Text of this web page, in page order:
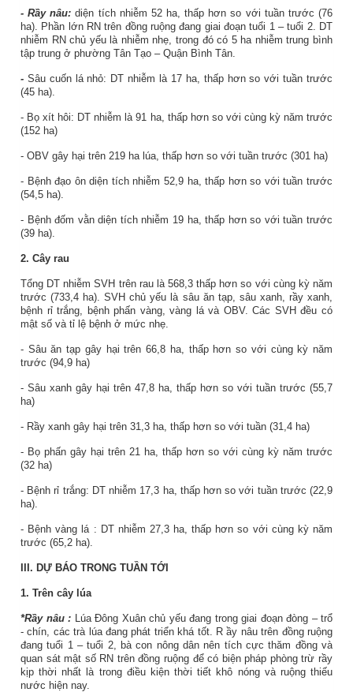
- Rầy nâu: diện tích nhiễm 52 ha, thấp hơn so với tuần trước (76
ha). Phần lớn RN trên đồng ruộng đang giai đoạn tuổi 1 – tuổi 2. DT
nhiễm RN chủ yếu là nhiễm nhẹ, trong đó có 5 ha nhiễm trung bình
tập trung ở phường Tân Tạo – Quận Bình Tân.
- Sâu cuốn lá nhỏ: DT nhiễm là 17 ha, thấp hơn so với tuần trước
(45 ha).
- Bọ xít hôi: DT nhiễm là 91 ha, thấp hơn so với cùng kỳ năm trước
(152 ha)
- OBV gây hại trên 219 ha lúa, thấp hơn so với tuần trước (301 ha)
- Bệnh đạo ôn diện tích nhiễm 52,9 ha, thấp hơn so với tuần trước
(54,5 ha).
- Bệnh đốm vằn diện tích nhiễm 19 ha, thấp hơn so với tuần trước
(39 ha).
2. Cây rau
Tổng DT nhiễm SVH trên rau là 568,3 thấp hơn so với cùng kỳ năm
trước (733,4 ha). SVH chủ yếu là sâu ăn tạp, sâu xanh, rầy xanh,
bệnh rỉ trắng, bệnh phấn vàng, vàng lá và OBV. Các SVH đều có
mật số và tỉ lệ bệnh ở mức nhẹ.
- Sâu ăn tạp gây hại trên 66,8 ha, thấp hơn so với cùng kỳ năm
trước (94,9 ha)
- Sâu xanh gây hại trên 47,8 ha, thấp hơn so với tuần trước (55,7
ha)
- Rầy xanh gây hại trên 31,3 ha, thấp hơn so với tuần (31,4 ha)
- Bọ phấn gây hại trên 21 ha, thấp hơn so với cùng kỳ năm trước
(32 ha)
- Bệnh rỉ trắng: DT nhiễm 17,3 ha, thấp hơn so với tuần trước (22,9
ha).
- Bệnh vàng lá : DT nhiễm 27,3 ha, thấp hơn so với cùng kỳ năm
trước (65,2 ha).
III. DỰ BÁO TRONG TUẦN TỚI
1. Trên cây lúa
*Rầy nâu : Lúa Đông Xuân chủ yếu đang trong giai đoạn đòng – trổ
- chín, các trà lúa đang phát triển khá tốt. R ầy nâu trên đồng ruộng
đang tuổi 1 – tuổi 2, bà con nông dân nên tích cực thăm đồng và
quan sát mật số RN trên đồng ruộng để có biện pháp phòng trừ rầy
kịp thời nhất là trong điều kiện thời tiết khô nóng và ruộng thiếu
nước hiện nay.